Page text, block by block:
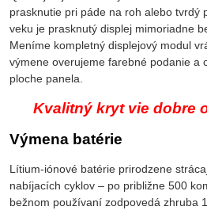
prasknutie pri páde na roh alebo tvrdý
veku je prasknutý displej mimoriadne
Meníme kompletný displejový modul
výmene overujeme farebné podanie a
ploche panela.
Kvalitný kryt vie dobre
Výmena batérie
Lítium-iónové batérie prirodzene
nabíjacích cyklov – po približne 500
bežnom používaní zodpovedá zhruba